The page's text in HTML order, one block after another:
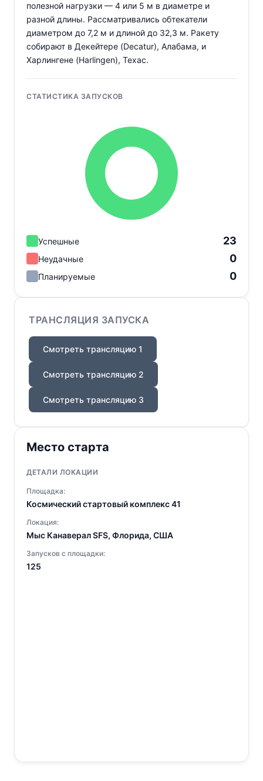
полезной нагрузки — 4 или 5 м в диаметре и
разной длины. Рассматривались обтекатели
диаметром до 7,2 м и длиной до 32,3 м. Ракету
собирают в Декейтере (Decatur), Алабама, и
Харлингене (Harlingen), Техас.
СТАТИСТИКА ЗАПУСКОВ
Успешные 23
Неудачные 0
Планируемые 0
ТРАНСЛЯЦИЯ ЗАПУСКА
Смотреть трансляцию 1
Смотреть трансляцию 2
Смотреть трансляцию 3
Место старта
ДЕТАЛИ ЛОКАЦИИ
Площадка:
Космический стартовый комплекс 41
Локация:
Мыс Канаверал SFS, Флорида, США
Запусков с площадки:
125